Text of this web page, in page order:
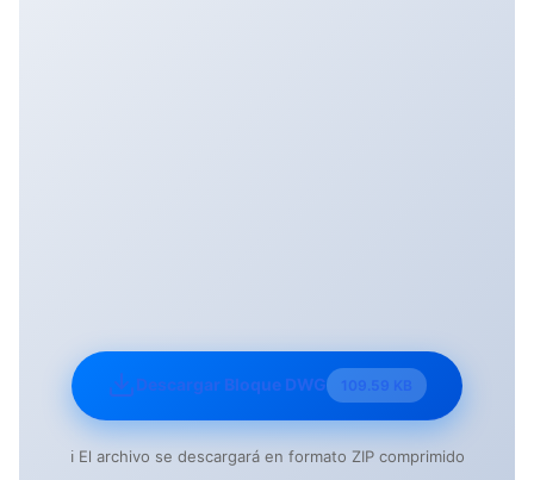
Descargar Bloque DWG 109.59 KB
ℹ️ El archivo se descargará en formato ZIP comprimido